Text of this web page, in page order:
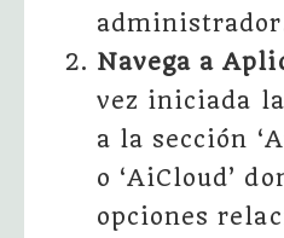
Navega a
vez iniciada
a la sección
o ‘AiCloud’
opciones